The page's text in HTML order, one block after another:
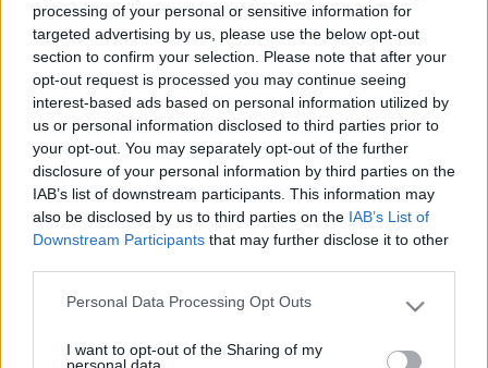
processing of your personal or sensitive information for
targeted advertising by us, please use the below opt-out
section to confirm your selection. Please note that after your
opt-out request is processed you may continue seeing
interest-based ads based on personal information utilized by
us or personal information disclosed to third parties prior to
your opt-out. You may separately opt-out of the further
disclosure of your personal information by third parties on the
IAB’s list of downstream participants. This information may
also be disclosed by us to third parties on the IAB’s List of
Downstream Participants that may further disclose it to other
Please note that this website/app uses one or more Google
not limited to your visit or usage behaviour. You may click to
Personal Data Processing Opt Outs
I want to opt-out of the Sharing of my
personal data.
Max 59
2430
Inserito il16/04/2019 alle:20:46:06
In risposta al messaggio digianni54del16/04/2019alle13:48:35
Ciao, nei prossimi giorni, in occasione del lungo ponte di Pasqua, farò un
giretto nella foresta nera, passando dal Schaffhausen. Avete qualche
consiglio su mete particolari, oltre alle classiche (Friburgo, Staufen,
Uhrenstrasse, laghetti vari, cascate di Todtnau)? Grazie Gianni
ti posso suggerire oltre al lago Titisee il villaggio di Triberg , "
oltre alle sue cascate.